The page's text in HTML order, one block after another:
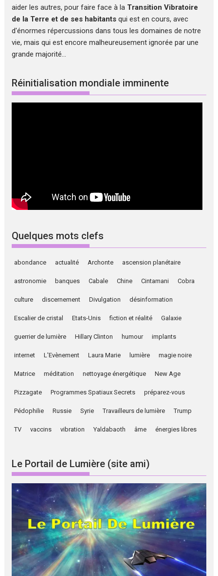
aider les autres, pour faire face à la Transition Vibratoire
de la Terre et de ses habitants qui est en cours, avec
d'énormes répercussions dans tous les domaines de notre
vie, mais qui est encore malheureusement ignorée par une
grande majorité...
Réinitialisation mondiale imminente
Quelques mots clefs
abondance actualité Archonte ascension planétaire
astronomie banques Cabale Chine Cintamani Cobra
culture discernement Divulgation désinformation
Escalier de cristal Etats-Unis fiction et réalité Galaxie
guerrier de lumière Hillary Clinton humour implants
internet L'Evènement Laura Marie lumière magie noire
Matrice méditation nettoyage énergétique New Age
Pizzagate Programmes Spatiaux Secrets préparez-vous
Pédophilie Russie Syrie Travailleurs de lumière Trump
TV vaccins vibration Yaldabaoth âme énergies libres
Le Portail de Lumière (site ami)